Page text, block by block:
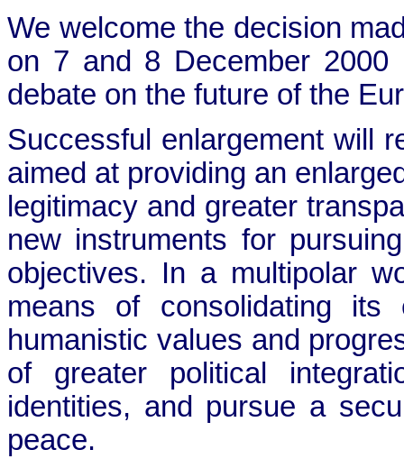
We welcome the decision
on 7 and 8 December
debate on the future of the
Successful enlargement will
aimed at providing an
legitimacy and greater
new instruments for
objectives. In a multipolar
means of consolidating
humanistic values and
of greater political
identities, and pursue a
peace.